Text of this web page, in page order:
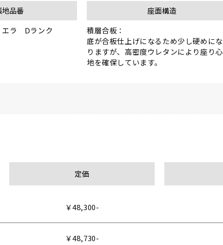
品番
座面構造
ラ　Dランク
積層合板：
底が合板仕上げになるため少し硬めにな
りますが、高密度ウレタンにより座り心
地を確保しています。
定価
￥48,300-
￥48,730-